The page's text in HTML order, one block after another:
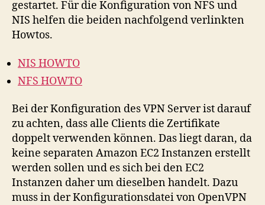
gestartet. Für die Konfiguration von NFS und
NIS helfen die beiden nachfolgend verlinkten
Howtos.
NIS HOWTO
NFS HOWTO
Bei der Konfiguration des VPN Server ist darauf
zu achten, dass alle Clients die Zertifikate
doppelt verwenden können. Das liegt daran, da
keine separaten Amazon EC2 Instanzen erstellt
werden sollen und es sich bei den EC2
Instanzen daher um dieselben handelt. Dazu
muss in der Konfigurationsdatei von OpenVPN